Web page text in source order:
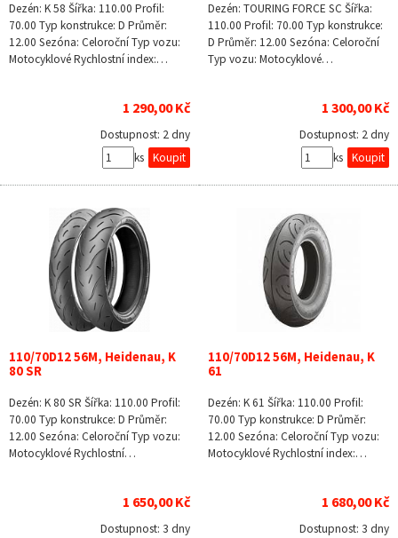
Dezén: K 58 Šířka: 110.00 Profil:
70.00 Typ konstrukce: D Průměr:
12.00 Sezóna: Celoroční Typ vozu:
Motocyklové Rychlostní index:…
1 290,00 Kč
Dostupnost: 2 dny
ks
Dezén: TOURING FORCE SC Šířka:
110.00 Profil: 70.00 Typ konstrukce:
D Průměr: 12.00 Sezóna: Celoroční
Typ vozu: Motocyklové…
1 300,00 Kč
Dostupnost: 2 dny
ks
110/70D12 56M, Heidenau, K
80 SR
Dezén: K 80 SR Šířka: 110.00 Profil:
70.00 Typ konstrukce: D Průměr:
12.00 Sezóna: Celoroční Typ vozu:
Motocyklové Rychlostní…
1 650,00 Kč
Dostupnost: 3 dny
110/70D12 56M, Heidenau, K
61
Dezén: K 61 Šířka: 110.00 Profil:
70.00 Typ konstrukce: D Průměr:
12.00 Sezóna: Celoroční Typ vozu:
Motocyklové Rychlostní index:…
1 680,00 Kč
Dostupnost: 3 dny